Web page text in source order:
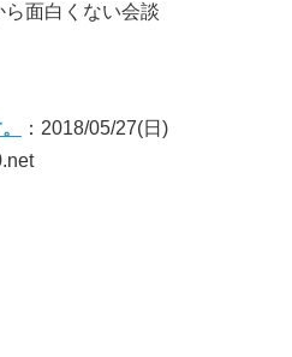
面白くない会談
：2018/05/27(日)